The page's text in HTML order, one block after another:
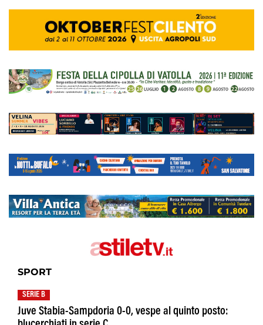
SPORT
SERIE B
Juve Stabia-Sampdoria 0-0, vespe al quinto posto: